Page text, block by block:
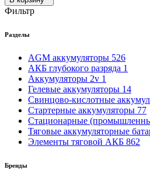
Фильтр
Разделы
AGM аккумуляторы 526
АКБ глубокого разряда 1
Аккумуляторы 2v 1
Гелевые аккумуляторы 14
Свинцово-кислотные
Стартерные аккумуляторы 77
Стационарные
Тяговые аккумуляторные
Элементы тяговой АКБ 862
Бренды